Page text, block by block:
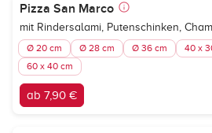
Pizza San Marco
mit Rindersalami, Putenschinken,
Ø 20 cm Ø 28 cm Ø 36 cm
40 x
60 x 40 cm
ab 7,90 €